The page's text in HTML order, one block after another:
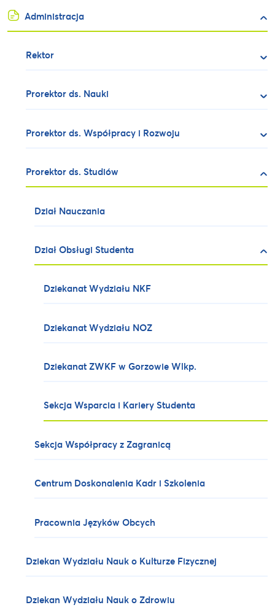
Administracja
Rektor
Prorektor ds. Nauki
Prorektor ds. Współpracy i Rozwoju
Prorektor ds. Studiów
Dział Nauczania
Dział Obsługi Studenta
Dziekanat Wydziału NKF
Dziekanat Wydziału NOZ
Dziekanat ZWKF w Gorzowie Wlkp.
Sekcja Wsparcia i Kariery Studenta
Sekcja Współpracy z Zagranicą
Centrum Doskonalenia Kadr i Szkolenia
Pracownia Języków Obcych
Dziekan Wydziału Nauk o Kulturze Fizycznej
Dziekan Wydziału Nauk o Zdrowiu